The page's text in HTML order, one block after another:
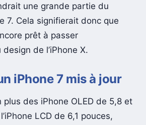
une grande partie du
7. Cela signifierait donc que
prêt à passer
de l’iPhone X.
iPhone 7 mis à jour
des iPhone OLED de 5,8 et
LCD de 6,1 pouces,